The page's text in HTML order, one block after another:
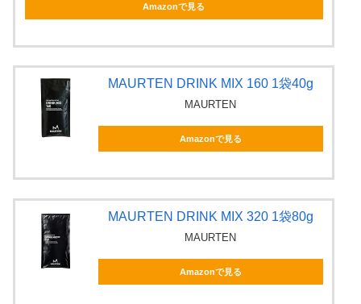
Amazonで見る
MAURTEN DRINK MIX 160 1袋40g
MAURTEN
Amazonで見る
MAURTEN DRINK MIX 320 1袋80g
MAURTEN
Amazonで見る